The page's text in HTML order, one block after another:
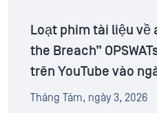
Loạt phim tài liệu về
the Breach”
trên YouTube vào
Tháng Tám, ngày 3, 2026